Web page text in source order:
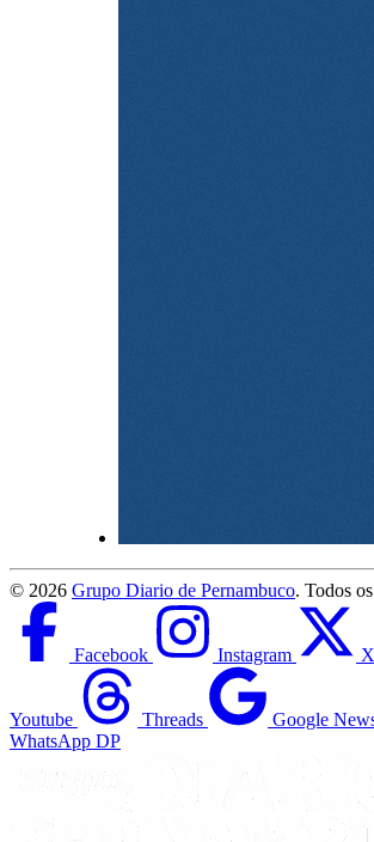
© 2026 Grupo Diario de Pernambuco. Todos
Facebook Instagram
Youtube Threads
Google
WhatsApp DP